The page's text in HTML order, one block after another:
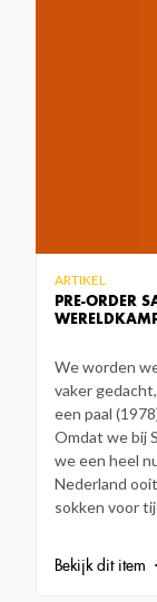
PRE-ORDER
ARTIKEL
We worden
vaker
een paal
Omdat we bij
we een heel
Nederland
sokken voor
Bekijk dit item